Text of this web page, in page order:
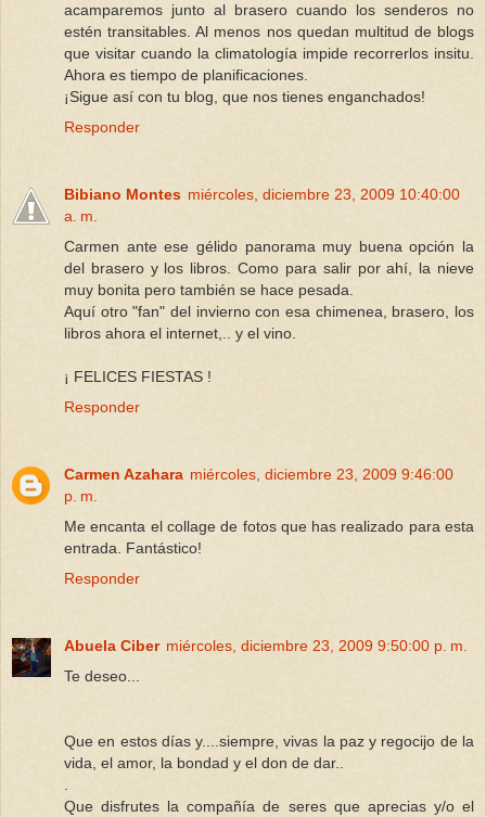
acamparemos junto al brasero cuando los senderos no
estén transitables. Al menos nos quedan multitud de blogs
que visitar cuando la climatología impide recorrerlos insitu.
Ahora es tiempo de planificaciones.
¡Sigue así con tu blog, que nos tienes enganchados!
Responder
Bibiano Montes miércoles, diciembre 23, 2009 10:40:00
a. m.
Carmen ante ese gélido panorama muy buena opción la
del brasero y los libros. Como para salir por ahí, la nieve
muy bonita pero también se hace pesada.
Aquí otro "fan" del invierno con esa chimenea, brasero, los
libros ahora el internet,.. y el vino.
¡ FELICES FIESTAS !
Responder
Carmen Azahara miércoles, diciembre 23, 2009 9:46:00
p. m.
Me encanta el collage de fotos que has realizado para esta
entrada. Fantástico!
Responder
Abuela Ciber miércoles, diciembre 23, 2009 9:50:00 p. m.
Te deseo...
Que en estos días y....siempre, vivas la paz y regocijo de la
vida, el amor, la bondad y el don de dar..
Que disfrutes la compañía de seres que aprecias y/o el